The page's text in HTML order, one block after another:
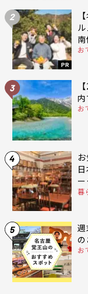
2
PR
お
3
お
4
暮
5
お